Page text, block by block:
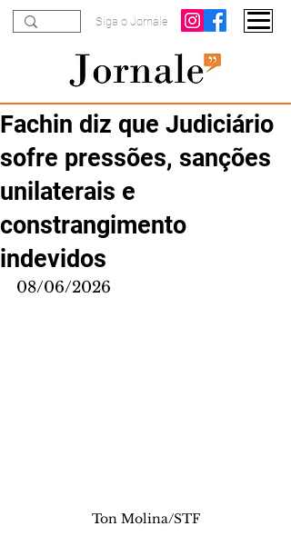
Siga o Jornale
Fachin diz que Judiciário
sofre pressões, sanções
unilaterais e
constrangimento
indevidos
08/06/2026
Ton Molina/STF